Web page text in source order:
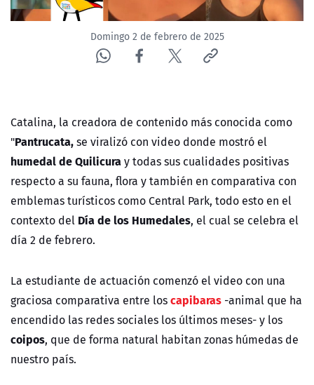
ÁREA DE PROYECTOS
Domingo 2 de febrero de 2025
Catalina, la creadora de contenido más conocida como
"Pantrucata,se viralizó con video donde mostró el
humedal de Quilicuray todas sus cualidades positivas
respecto a su fauna, flora y también en comparativa con
emblemas turísticos como Central Park, todo esto en el
contexto del Día de los Humedales, el cual se celebra el
día 2 de febrero.
La estudiante de actuación comenzó el video con una
graciosa comparativa entre loscapibaras -animal que ha
encendido las redes sociales los últimos meses- y los
coipos, que de forma natural habitan zonas húmedas de
nuestro país.